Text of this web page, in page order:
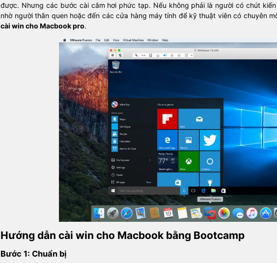
được. Nhưng các bước cài cắm hơi phức tạp. Nếu không phải là người có chút
nhờ người thân quen hoặc đến các cửa hàng máy tính để kỹ thuật viên có chuyên
cài win cho Macbook pro.
Hướng dẫn cài win cho Macbook bằng Bootcamp
Bước 1: Chuẩn bị